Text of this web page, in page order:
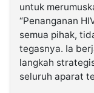
untuk
“Penanganan
semua pihak,
tegasnya. Ia
langkah
seluruh aparat